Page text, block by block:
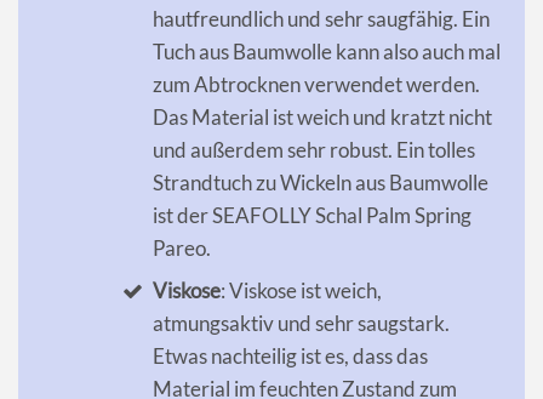
hautfreundlich und sehr saugfähig. Ein
Tuch aus Baumwolle kann also auch mal
zum Abtrocknen verwendet werden.
Das Material ist weich und kratzt nicht
und außerdem sehr robust. Ein tolles
Strandtuch zu Wickeln aus Baumwolle
ist der SEAFOLLY Schal Palm Spring
Pareo.
Viskose: Viskose ist weich,
atmungsaktiv und sehr saugstark.
Etwas nachteilig ist es, dass das
Material im feuchten Zustand zum